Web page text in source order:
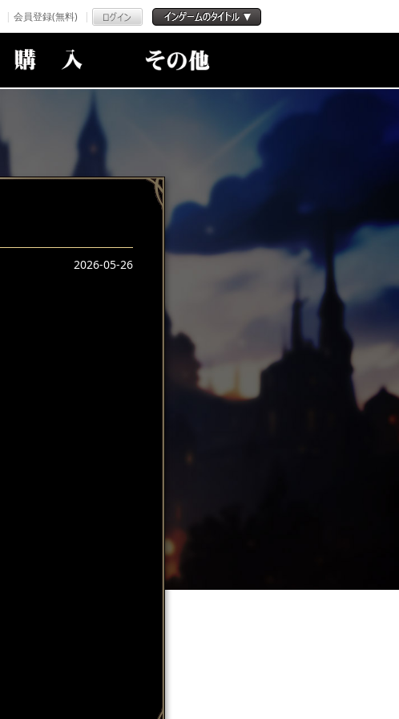
会員登録(無料)
2026-05-26